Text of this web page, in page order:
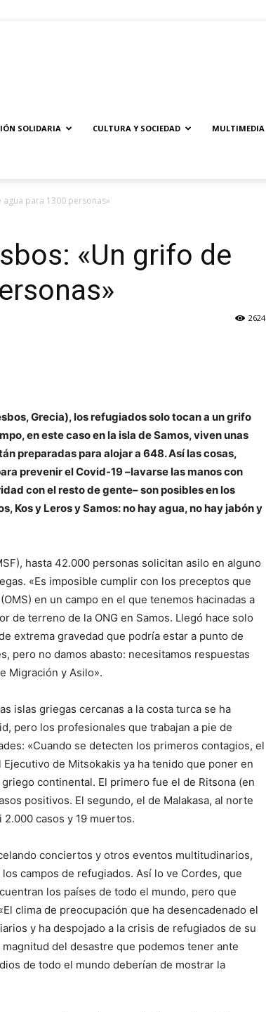
SOLIDARIA CULTURA Y SOCIEDAD MULTIMEDIA
para 1300 personas»
«Un grifo de
2624
Grecia), los refugiados solo tocan a un grifo
en este caso en la isla de Samos, viven unas
preparadas para alojar a 648. Así las cosas,
prevenir el Covid-19 –lavarse las manos con
con el resto de gente– son posibles en los
Kos y Leros y Samos: no hay agua, no hay jabón y
hasta 42.000 personas solicitan asilo en alguno
«Es imposible cumplir con los preceptos que
en un campo en el que tenemos hacinadas a
de terreno de la ONG en Samos. Llegó hace solo
extrema gravedad que podría estar a punto de
pero no damos abasto: necesitamos respuestas
Migración y Asilo».
islas griegas cercanas a la costa turca se ha
pero los profesionales que trabajan a pie de
«Cuando se detecten los primeros contagios, el
de Mitsokakis ya ha tenido que poner en
continental. El primero fue el de Ritsona (en
positivos. El segundo, el de Malakasa, al norte
2.000 casos y 19 muertos.
conciertos y otros eventos multitudinarios,
campos de refugiados. Así lo ve Cordes, que
los países de todo el mundo, pero que
clima de preocupación que ha desencadenado el
y ha despojado a la crisis de refugiados de su
del desastre que podemos tener ante
de todo el mundo deberían de mostrar la